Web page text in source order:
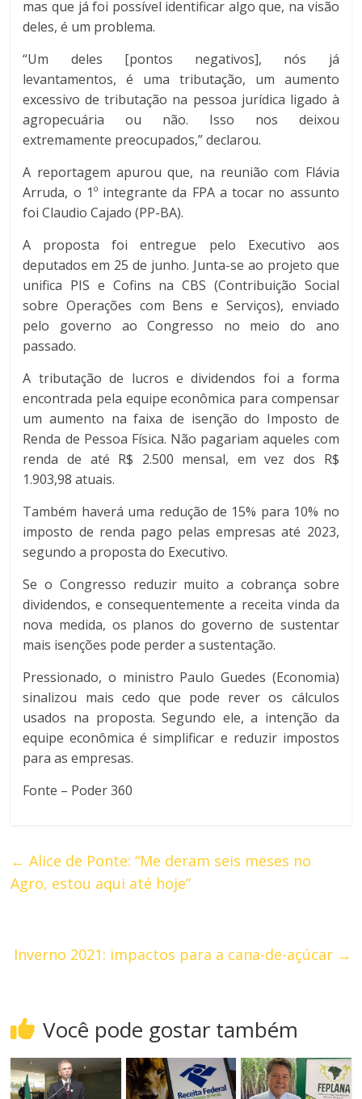
mas que já foi possível identificar algo que, na visão
deles, é um problema.
“Um deles [pontos negativos], nós já
levantamentos, é uma tributação, um aumento
excessivo de tributação na pessoa jurídica ligado à
agropecuária ou não. Isso nos deixou
extremamente preocupados,” declarou.
A reportagem apurou que, na reunião com Flávia
Arruda, o 1º integrante da FPA a tocar no assunto
foi Claudio Cajado (PP-BA).
A proposta foi entregue pelo Executivo aos
deputados em 25 de junho. Junta-se ao projeto que
unifica PIS e Cofins na CBS (Contribuição Social
sobre Operações com Bens e Serviços), enviado
pelo governo ao Congresso no meio do ano
passado.
A tributação de lucros e dividendos foi a forma
encontrada pela equipe econômica para compensar
um aumento na faixa de isenção do Imposto de
Renda de Pessoa Física. Não pagariam aqueles com
renda de até R$ 2.500 mensal, em vez dos R$
1.903,98 atuais.
Também haverá uma redução de 15% para 10% no
imposto de renda pago pelas empresas até 2023,
segundo a proposta do Executivo.
Se o Congresso reduzir muito a cobrança sobre
dividendos, e consequentemente a receita vinda da
nova medida, os planos do governo de sustentar
mais isenções pode perder a sustentação.
Pressionado, o ministro Paulo Guedes (Economia)
sinalizou mais cedo que pode rever os cálculos
usados na proposta. Segundo ele, a intenção da
equipe econômica é simplificar e reduzir impostos
para as empresas.
Fonte – Poder 360
← Alice de Ponte: “Me deram seis meses no
Agro, estou aqui até hoje”
Inverno 2021: impactos para a cana-de-açúcar →
Você pode gostar também